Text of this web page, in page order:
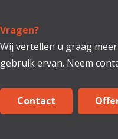
Vragen?
Wij vertellen u graag
gebruik ervan. Neem
Contact